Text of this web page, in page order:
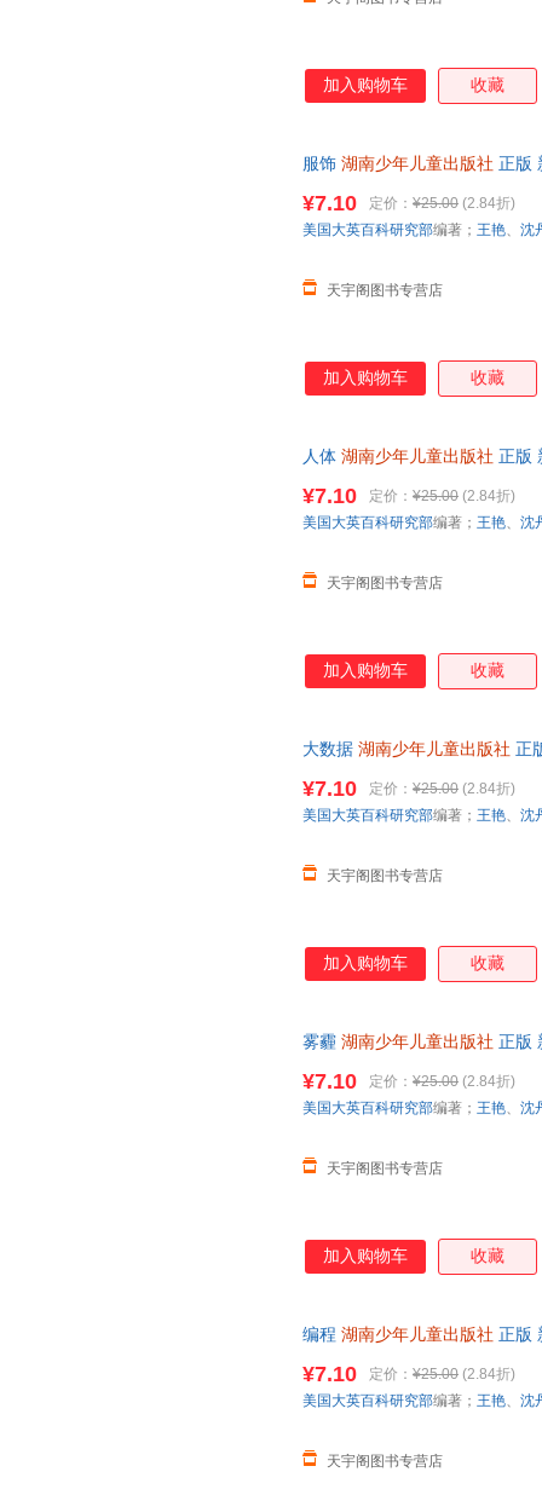
加入购物车 收藏
服饰 湖南少年儿童出版社 正版
¥7.10 定价： ¥25.00 (2.84折)
天宇阁图书专营店
美国大英百科研究部编著； 王艳、 沈
加入购物车 收藏
人体 湖南少年儿童出版社 正版
¥7.10 定价： ¥25.00 (2.84折)
天宇阁图书专营店
美国大英百科研究部编著； 王艳、 沈
加入购物车 收藏
大数据 湖南少年儿童出版社 正
¥7.10 定价： ¥25.00 (2.84折)
天宇阁图书专营店
美国大英百科研究部编著； 王艳、 沈
加入购物车 收藏
雾霾 湖南少年儿童出版社 正版
¥7.10 定价： ¥25.00 (2.84折)
天宇阁图书专营店
美国大英百科研究部编著； 王艳、 沈
加入购物车 收藏
编程 湖南少年儿童出版社 正版
¥7.10 定价： ¥25.00 (2.84折)
天宇阁图书专营店
美国大英百科研究部编著； 王艳、 沈